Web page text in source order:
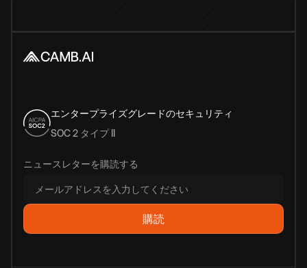
エンタープライズグレードのセキュリティ
SOC 2 タイプ II
ニュースレターを購読する